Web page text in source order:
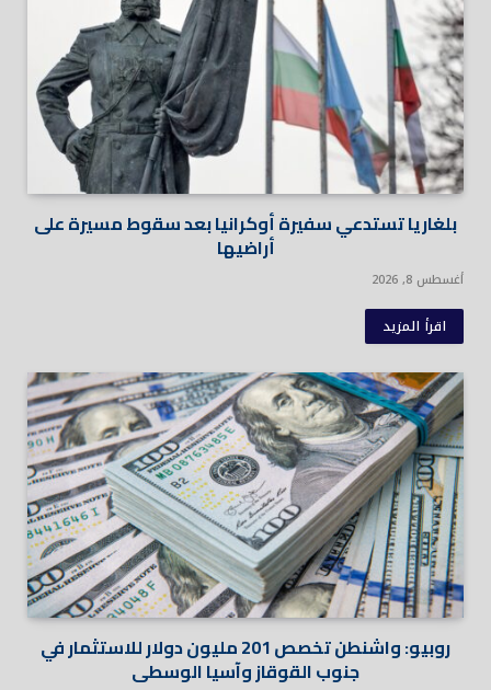
بلغاريا تستدعي سفيرة أوكرانيا بعد سقوط مسيرة على
أراضيها
أغسطس 8, 2026
اقرأ المزيد
روبيو: واشنطن تخصص 201 مليون دولار للاستثمار في
جنوب القوقاز وآسيا الوسطى